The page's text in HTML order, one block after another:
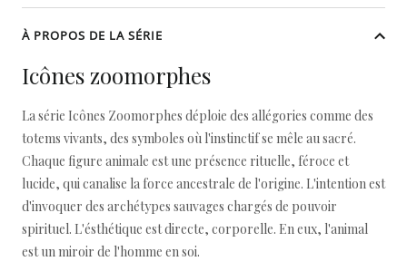
À PROPOS DE LA SÉRIE
Icônes zoomorphes
La série Icônes Zoomorphes déploie des allégories comme des
totems vivants, des symboles où l'instinctif se mêle au sacré.
Chaque figure animale est une présence rituelle, féroce et
lucide, qui canalise la force ancestrale de l'origine. L'intention est
d'invoquer des archétypes sauvages chargés de pouvoir
spirituel. L'ésthétique est directe, corporelle. En eux, l'animal
est un miroir de l'homme en soi.